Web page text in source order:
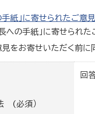
手紙」に寄せられたご意見
長への手紙」に寄せられ
見をお寄せいただく前に
(必須）
回